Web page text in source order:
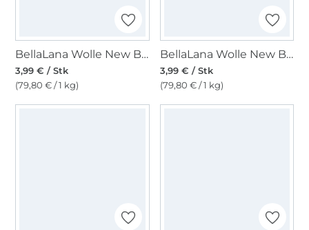
BellaLana Wolle New Bamboo 50gr. , grau-flieder
3,99 € / Stk
(79,80 € / 1 kg)
BellaLana Wolle New Bamboo 50gr. , grau
3,99 € / Stk
(79,80 € / 1 kg)